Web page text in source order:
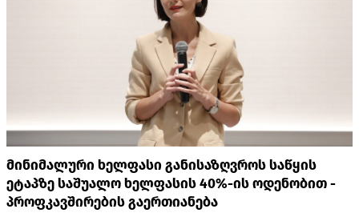
მინიმალური ხელფასი განისაზღვროს საწყის
ეტაპზე საშუალო ხელფასის 40%-ის ოდენობით -
პროფკავშირების გაერთიანება